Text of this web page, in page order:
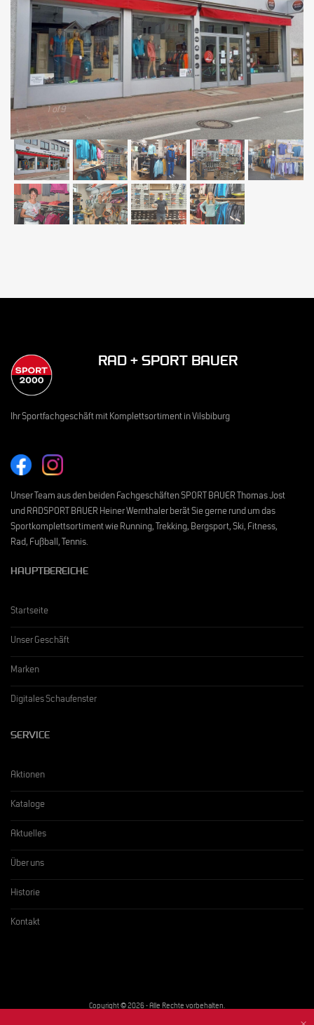
1 of 9
RAD + SPORT BAUER
Ihr Sportfachgeschäft mit Komplettsortiment in Vilsbiburg
Unser Team aus den beiden Fachgeschäften SPORT BAUER Thomas Jost
und RADSPORT BAUER Heiner Wernthaler berät Sie gerne rund um das
Sportkomplettsortiment wie Running, Trekking, Bergsport, Ski, Fitness,
Rad, Fußball, Tennis.
HAUPTBEREICHE
Startseite
Unser Geschäft
Marken
Digitales Schaufenster
SERVICE
Aktionen
Kataloge
Aktuelles
Über uns
Historie
Kontakt
Copyright © 2026 - Alle Rechte vorbehalten.